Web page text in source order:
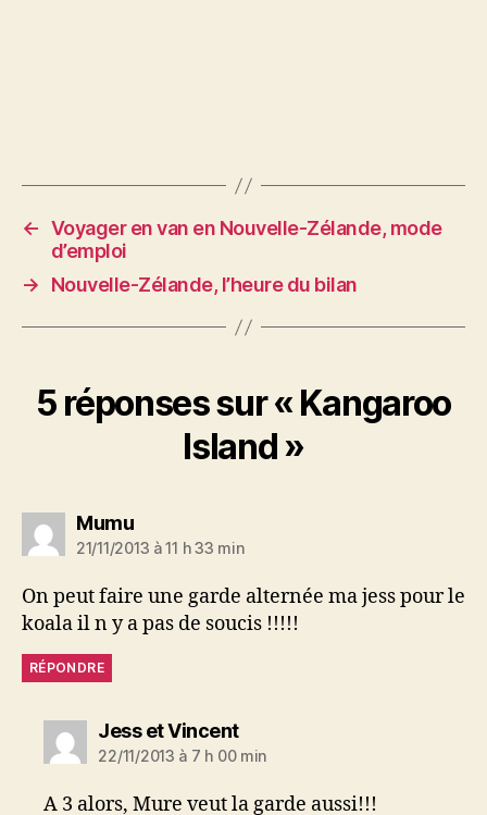
← Voyager en van en Nouvelle-Zélande, mode
d’emploi
→
Nouvelle-Zélande, l’heure du bilan
5 réponses sur « Kangaroo
Island »
Mumudit :
21/11/2013 à 11 h 33 min
On peut faire une garde alternée ma jess pour le
koala il n y a pas de soucis !!!!!
RÉPONDRE
Jess et Vincentdit :
22/11/2013 à 7 h 00 min
A 3 alors, Mure veut la garde aussi!!!